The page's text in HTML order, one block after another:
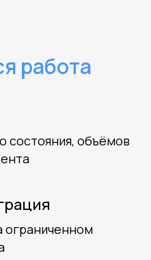
работа
состояния, объёмов
ограниченном